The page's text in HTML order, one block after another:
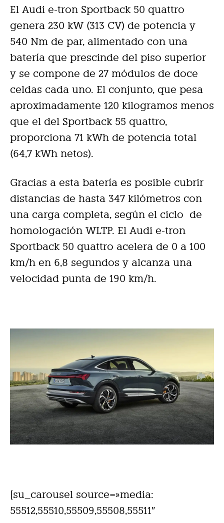
El Audi e-tron Sportback 50 quattro
genera 230 kW (313 CV) de potencia y
540 Nm de par, alimentado con una
batería que prescinde del piso superior
y se compone de 27 módulos de doce
celdas cada uno. El conjunto, que pesa
aproximadamente 120 kilogramos menos
que el del Sportback 55 quattro,
proporciona 71 kWh de potencia total
(64,7 kWh netos).
Gracias a esta batería es posible cubrir
distancias de hasta 347 kilómetros con
una carga completa, según el ciclo de
homologación WLTP. El Audi e-tron
Sportback 50 quattro acelera de 0 a 100
km/h en 6,8 segundos y alcanza una
velocidad punta de 190 km/h.
[su_carousel source=»media:
55512,55510,55509,55508,55511″